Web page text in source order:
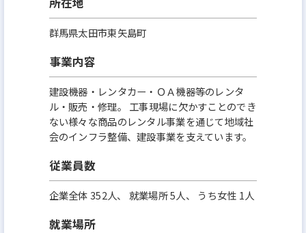
群馬県太田市東矢島町
事業内容
建設機器・レンタカー・ＯＡ機器等のレンタ
ル・販売・修理。 工事現場に欠かすことのでき
ない様々な商品のレンタル事業を通じて地域社
会のインフラ整備、建設事業を支えています。
従業員数
企業全体 352人、 就業場所 5人、 うち女性 1人
就業場所